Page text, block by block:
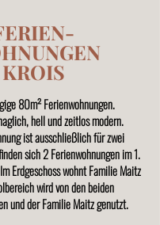
KROIS
80m² Ferienwohnungen.
hell und zeitlos modern.
ist ausschließlich für zwei
sich 2 Ferienwohnungen im 1.
Erdgeschoss wohnt Familie Maitz
wird von den beiden
und der Familie Maitz genutzt.